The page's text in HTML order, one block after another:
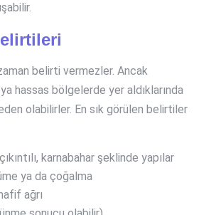
belirti vermezler. Ancak
hassas bölgelerde yer aldıklarında
olabilirler. En sık görülen belirtiler
karnabahar şeklinde yapılar
ya da çoğalma
ağrı